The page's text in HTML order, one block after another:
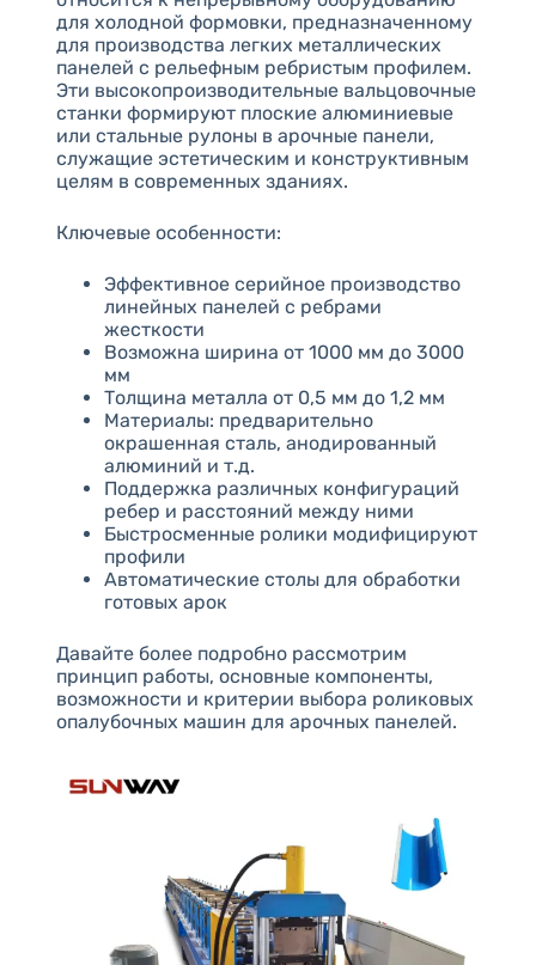
для холодной формовки, предназначенному
для производства легких металлических
панелей с рельефным ребристым профилем.
Эти высокопроизводительные вальцовочные
станки формируют плоские алюминиевые
или стальные рулоны в арочные панели,
служащие эстетическим и конструктивным
целям в современных зданиях.
Ключевые особенности:
Эффективное серийное производство
линейных панелей с ребрами
жесткости
Возможна ширина от 1000 мм до 3000
мм
Толщина металла от 0,5 мм до 1,2 мм
Материалы: предварительно
окрашенная сталь, анодированный
алюминий и т.д.
Поддержка различных конфигураций
ребер и расстояний между ними
Быстросменные ролики модифицируют
профили
Автоматические столы для обработки
готовых арок
Давайте более подробно рассмотрим
принцип работы, основные компоненты,
возможности и критерии выбора роликовых
опалубочных машин для арочных панелей.